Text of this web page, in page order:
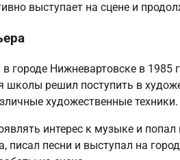
выступает на сцене и
Нижневартовске в 1985
школы решил поступить в
художественные техники.
интерес к музыке и
писал песни и выступал на